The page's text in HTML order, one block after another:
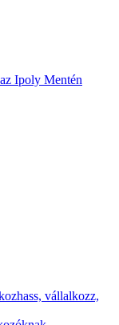
Ipoly Mentén
vállalkozz,